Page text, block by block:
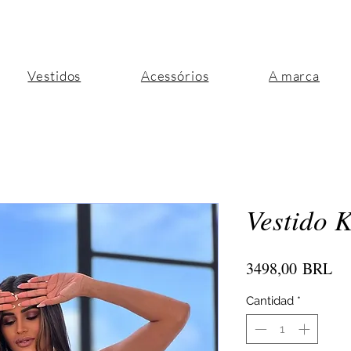
Vestidos Acessórios A marca
Vestido
3498,00 BRL
Cantidad *